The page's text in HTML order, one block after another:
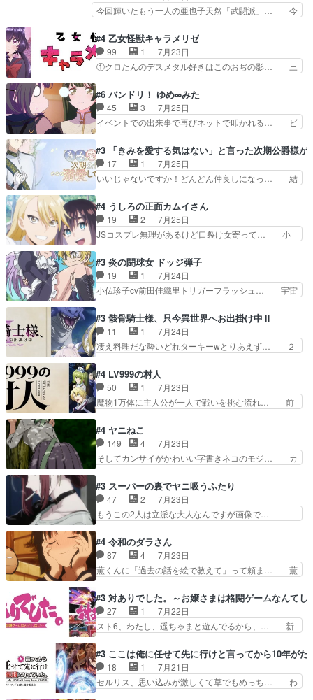
偵に行ったはずがドレゲ…
雄に親しんだ人にはとてもフィット… 赤福のヌル
ヌルした動きとかネームを褒めら… 漫研が気にな
から新たな仲間まで。本作品… 今回エンディング
テーマが流れるのが早い（… この作品の世界に
も、一応デジタルという概…
今回輝いたもう一人の亜也子天然「武闘派」… 今
逃れすら逃げ上手亜也子のアシストに支… そう
か、亜也子もまだ9歳なのか‥ときゆき… 「亜也
子のドキドキ・大作戦！・長寿丸を一… 目玉と耳
を相手に言葉で繰り広げる戰もノラ… 時代設定ど
からのいらすとやは草だった。… 今回は亜也子回
でしたね頼もしさと乙女らし… 貞宗、キモいギョ
ロ目としか思ってなかった…
#4 乙女怪獣キャラメリゼ
99 1
7月23日
①クロたんのデスメタル好きはこのおぢの影… 三
か好きになれんキャラだなぁ作品もイン… 相変わ
らず生物学者には見えないわね響野君… 正体を知
らないのにどちりも肯定してくれた… 黒絵がハル
ゴンになっても、南を助けて大事… OPにデスボ
心を許す、母の友達である光… 黒絵の可愛さレベ
ルが止まらない。南くんと… 黒絵の母とのやり取
りでエヴァの加持さん思…
#6 バンドリ！ ゆめ∞みた
45 3
7月25日
イベントでの出来事で再びネットで叩かれる… ビ
ラがまじで何がしたいかわからん！先生… 陰キャ
の間合いにスルっと入ってきて相手の… ビオラが
都子さんを籠絡しに来ててやばいぞ… マネージャ
ー現実版初登場！バレーボールに… 藻掻きながら
で相手の緊張を解く相手の共… たまったアニメ
50本だってｗ今日も帰った… マネージャー実在
した大逆風のハズなのに全…
#3 「きみを愛する気はない」と言った次期公爵様が
17 1
7月25日
いいじゃないですか！どんどん仲良しになっ… 結
の恋愛系で1番これが好き。愛する気は… 今晩
は、2130頃からシンデレラガールズ… 公爵の妻
なのに着てる洋服がシンプル。テー… まあ、これ
は見なくていいな。むしろ判断が… 自分でも気づ
ぜかヒロイン化していますデ… 【今夜のアニメA
は…】前向き没落令嬢×こ… 「ぼやっとしてたら
菜園の領地の外まで開墾…
#4 うしろの正面カムイさん
19 2
7月25日
JSコスプレ無理があるけど口裂け女寄って… 小
カちゃんがヤバすぎてボキキしそう(ぇ… 口裂け
女って人を襲うって知らなかった…ポ… そのスタ
イルで小学生ファッションは口裂け… 相変わら
ず、尺の都合なのか原作漫画の細か… 除霊士カム
昭和キッズを恐怖のどん底へ突… 現代で有名な口
裂け女登場！お市ちゃん、ポ… ろくろ首の除霊シ
ーン「悪霊退散」のパチン…
#3 炎の闘球女 ドッジ弾子
19 1
7月24日
小仏珍子cv前田佳織里トリガーフラッシュ… 宇宙
いたぶってるのか！？Cパートで懐か… 普通にド
ッジが激アツ。いや羽仁衣が初めて… 優谷優の声
優に「ちんこ」って言わせてて興… 珍子ちゃ
ん………！！！！？！先週に引き続… これは意図
限ったことでなく、最近のアニ… 東山朱莉
（AkariHIGASHIYAM… こんなに可憐で可愛い泣
き虫メイドが僅か3…
#3 骸骨騎士様、只今異世界へお出掛け中Ⅱ
11 1
7月24日
凄え料理だな酔いどれターキーwとりあえず… ２
いの良いお兄ちゃん！！現場も楽しかっ… 第３話
をｄアニメストアで視聴しました。視… ローデン
王国ホーバン領を訪れたアーク一行… 1期に引き
続き２期にも出演させていただけ… 1期の頃から
題解決特筆する事は無いが、… 今週もありがとう
ございます耳がヒクヒクな… 時計台に登ってるの
見ると挟まれないか心配…
#4 LV999の村人
50 1
7月23日
魔物1万体に主人公が一人で戦いを挑む流れ… 前
を魔物と人間に殺された鏡の生い立ち。… 勇者た
ちを信じてアリスを預ける、鏡を信じ… 勇者パー
ティが仲間になった！？会話が通じ… 鏡の過去、
辛すぎて胸が苦しくなりました…… 最初、勇者パ
コちゃんの性別が間違えられ… 鏡の両親がモンス
ターと人間にそれぞれ命を… 胸が苦しくなるほど
鏡くんの過去がとても残…
#4 ヤニねこ
149 4
7月23日
そしてカンサイがかわいい字書きネコのモジ… カ
は『ちんこ』によってリミッターが外れ… 今回は
汚い要素あまりなく普通にギャグアニ… あとアイ
キャッチが釈迦だったの本当に最高… まー、今回
もコンプライアンス違反にどこま… 達郎のオチに
ニメが好きでも大丈夫だよ」… あんな事こんな事
いっぱいさせられちゃうこ… 妹ネコちゃんのバー
ガーにタバコ入ってるの…
#3 スーパーの裏でヤニ吸うふたり
47 2
7月23日
もうこの2人は立派な大人なんですが画像で…
こ叡智でセクシー！ミストふっかけて嗅ぎ… あい
かわらず山田さんと田山さんが同一人物… 今さら
だけどずとまよのOP合ってるね。首… 佐々木と
田山さんにロマンスの香りが漂って… 佐々木さん
「ただのヤニ仲間」から「ちゃ… 田山から消臭ミ
ストを戴いてお礼返しをして… からかったつもり
なのに、思いもよらない佐…
#4 令和のダラさん
87 4
7月23日
薫くんに「過去の話を絵で教えて」って頼ま… 薫
シリアス展開になるかと思ったら全然そ… 薫が通
うは応神町立応神北小学校一方、日向… 思ったの
と違う刺客出てきたwwただ関西弁… とエピソー
ドの進みにおどろくけど、気持ち… ①作文の定番
れしてきた。ミステリアスな… 弟くんから昔の話
を絵に描いて！と言われた… 神をも恐れぬ姉弟と
ダラさんのコメディかと…
#3 対ありでした。～お嬢さまは格闘ゲームなんてし
27 1
7月22日
スト6、わたし、遥ちゃまと遊んでるから、… 新
ぁ、こんな都合よく格ゲー女子が集まるか… 規律
違反は許さない人かと負けず嫌いの可愛… 何かに
一生懸命になっている女の子はかわい… 先の一件
で綾と美緒は親しくなる。厳しい寮… 体育会系み
#3 ここは俺に任せて先に行けと言ってから10年が
18 1
7月21日
セルリス、思い込みが激しくて草でもめっち… わ